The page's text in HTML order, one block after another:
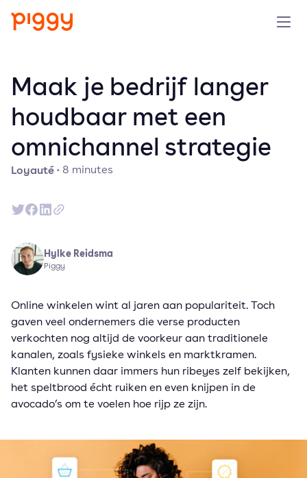
Ressources
Tarifs
Entreprise
Essayer gratuitement
Loyauté· 8 minutes
Maak je bedrijf langer
houdbaar met een
omnichannel strategie
Hylke Reidsma
Piggy
Online winkelen wint al jaren aan populariteit. Toch
gaven veel ondernemers die verse producten
verkochten nog altijd de voorkeur aan traditionele
kanalen, zoals fysieke winkels en marktkramen.
Klanten kunnen daar immers hun ribeyes zelf bekijken,
het speltbrood écht ruiken en even knijpen in de
avocado’s om te voelen hoe rijp ze zijn.